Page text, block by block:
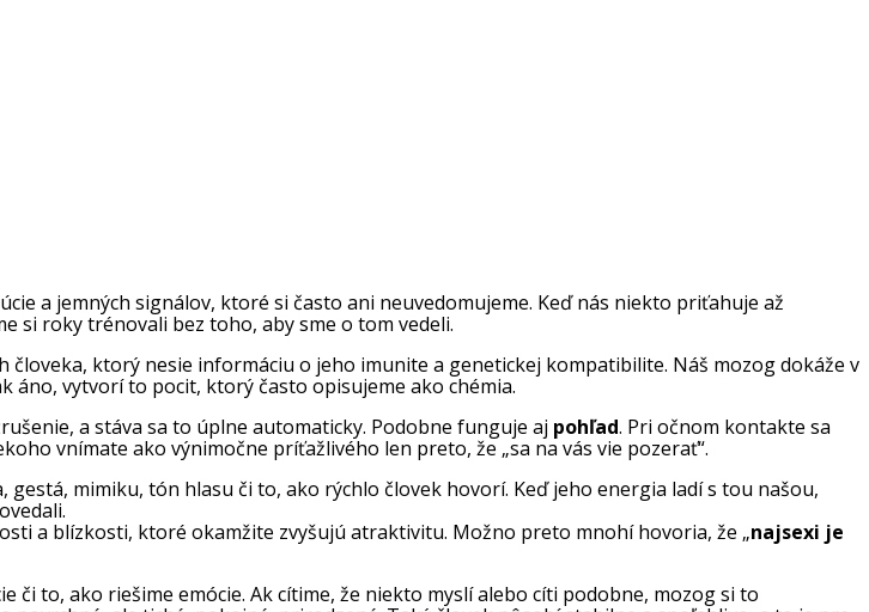
a jemných signálov, ktoré si často ani neuvedomujeme. Keď nás niekto priťahuje až
si roky trénovali bez toho, aby sme o tom vedeli.
človeka, ktorý nesie informáciu o jeho imunite a genetickej kompatibilite. Náš mozog dokáže v
áno, vytvorí to pocit, ktorý často opisujeme ako chémia.
a stáva sa to úplne automaticky. Podobne funguje aj pohľad. Pri očnom kontakte sa
vnímate ako výnimočne príťažlivého len preto, že „sa na vás vie pozerať“.
mimiku, tón hlasu či to, ako rýchlo človek hovorí. Keď jeho energia ladí s tou našou,
a blízkosti, ktoré okamžite zvyšujú atraktivitu. Možno preto mnohí hovoria, že „najsexi je
či to, ako riešime emócie. Ak cítime, že niekto myslí alebo cíti podobne, mozog si to